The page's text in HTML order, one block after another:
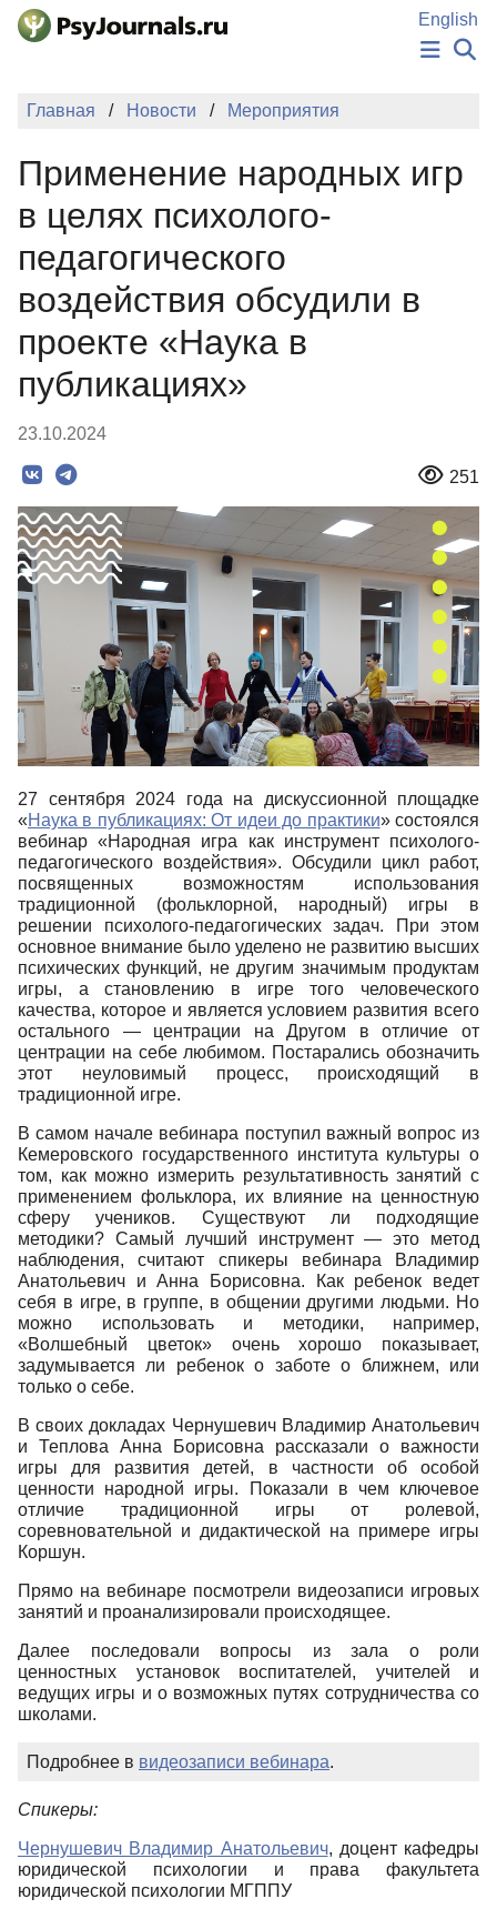
Перейти к основному содержанию
English
НОВОСТИ
ПОДАТЬ РУКОПИСЬ
КЛЮЧЕВЫЕ СЛОВА
Регистрация
Главная Новости Мероприятия
Применение народных игр
в целях психолого-
педагогического
воздействия обсудили в
проекте «Наука в
публикациях»
23.10.2024
251
27 сентября 2024 года на дискуссионной площадке
«Наука в публикациях: От идеи до практики» состоялся
вебинар «Народная игра как инструмент психолого-
педагогического воздействия». Обсудили цикл работ,
посвященных возможностям использования
традиционной (фольклорной, народный) игры в
решении психолого-педагогических задач. При этом
основное внимание было уделено не развитию высших
психических функций, не другим значимым продуктам
игры, а становлению в игре того человеческого
качества, которое и является условием развития всего
остального —центрации на Другом в отличие от
центрации на себе любимом. Постарались обозначить
этот неуловимый процесс, происходящий в
традиционной игре.
В самом начале вебинара поступил важный вопрос из
Кемеровского государственного института культуры о
том, как можно измерить результативность занятий с
применением фольклора, их влияние на ценностную
сферу учеников. Существуют ли подходящие
методики? Самый лучший инструмент— это метод
наблюдения, считают спикеры вебинара Владимир
Анатольевич и Анна Борисовна. Как ребенок ведет
себя в игре, в группе, в общении другими людьми. Но
можно использовать и методики, например,
«Волшебный цветок» очень хорошо показывает,
задумывается ли ребенок о заботе о ближнем, или
только о себе.
В своих докладах Чернушевич Владимир Анатольевич
и Теплова Анна Борисовна рассказали о важности
игры для развития детей, в частности об особой
ценности народной игры. Показали в чем ключевое
отличие традиционной игры от ролевой,
соревновательной и дидактической на примере игры
Коршун.
Прямо на вебинаре посмотрели видеозаписи игровых
занятий и проанализировали происходящее.
Далее последовали вопросы из зала о роли
ценностных установок воспитателей, учителей и
ведущих игры и о возможных путях сотрудничества со
школами.
Подробнее в видеозаписи вебинара.
Спикеры:
Чернушевич Владимир Анатольевич, доцент кафедры
юридической психологии и права факультета
юридической психологии МГППУ